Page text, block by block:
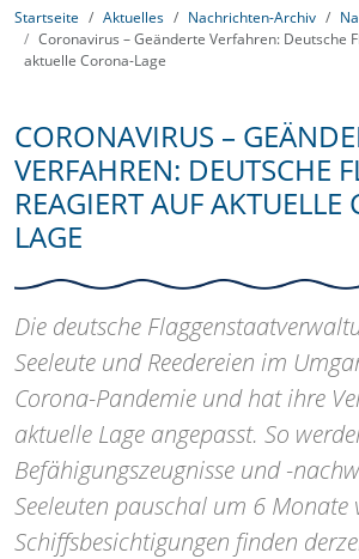
Startseite Aktuelles Nachrichten-Archiv
Coronavirus – Geänderte Verfahren: Deutsche
aktuelle Corona-Lage
CORONAVIRUS –
VERFAHREN: DEUTSCHE
REAGIERT AUF AKTUELLE
LAGE
Die deutsche
Seeleute und Reedereien im
Corona-Pandemie und hat ihre
aktuelle Lage angepasst. So
Befähigungszeugnisse und -
Seeleuten pauschal um 6 Monate
Schiffsbesichtigungen finden